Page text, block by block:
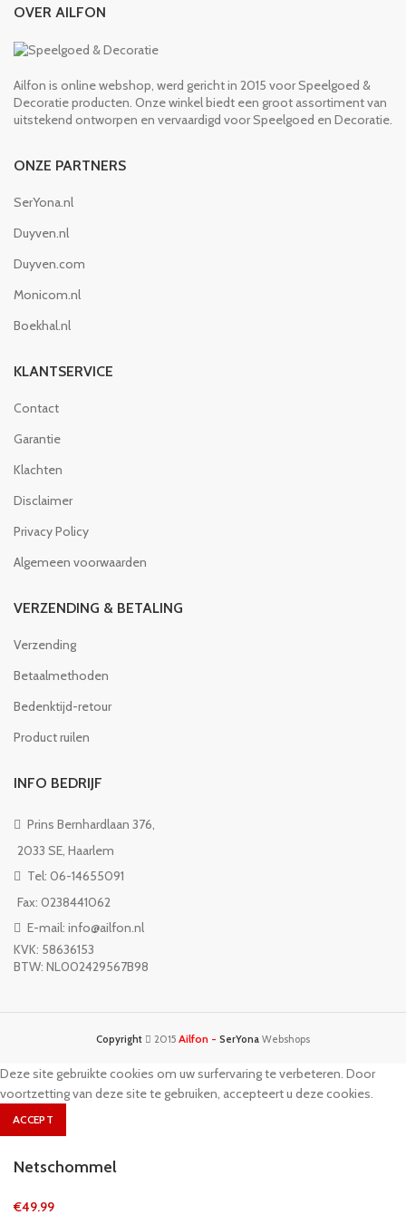
OVER AILFON
Ailfon is online webshop, werd gericht in 2015 voor Speelgoed &
Decoratie producten. Onze winkel biedt een groot assortiment van
uitstekend ontworpen en vervaardigd voor Speelgoed en Decoratie.
ONZE PARTNERS
SerYona.nl
Duyven.nl
Duyven.com
Monicom.nl
Boekhal.nl
KLANTSERVICE
Contact
Garantie
Klachten
Disclaimer
Privacy Policy
Algemeen voorwaarden
VERZENDING & BETALING
Verzending
Betaalmethoden
Bedenktijd-retour
Product ruilen
INFO BEDRIJF
Prins Bernhardlaan 376,
2033 SE, Haarlem
Tel: 06-14655091
Fax: 0238441062
E-mail: info@ailfon.nl
KVK: 58636153
BTW: NL002429567B98
Copyright 2015 Ailfon - SerYona Webshops
Deze site gebruikte cookies om uw surfervaring te verbeteren. Door
voortzetting van deze site te gebruiken, accepteert u deze cookies.
ACCEPT
Netschommel
€49.99